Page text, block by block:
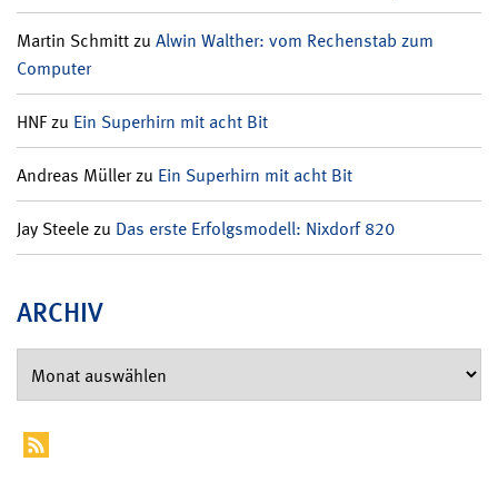
Martin Schmittzu Alwin Walther: vom Rechenstab zum
Computer
HNFzu Ein Superhirn mit acht Bit
Andreas Müllerzu Ein Superhirn mit acht Bit
Jay Steelezu Das erste Erfolgsmodell: Nixdorf 820
ARCHIV